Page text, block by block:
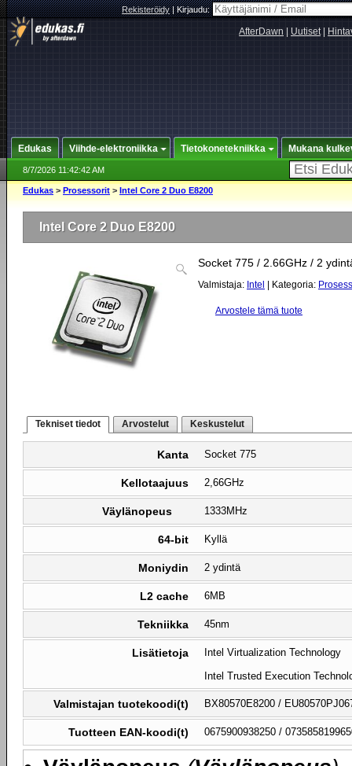
Rekisteröidy|Kirjaudu:
AfterDawn Uutiset|
Edukas Viihde-elektroniikka Tietokonetekniikka Mukana
8/7/2026 11:42:42 AM
Edukas > Prosessorit > Intel Core 2 Duo E8200
Intel Core 2 Duo E8200
Socket 775 / 2.66GHz / 2
Valmistaja: Intel | Kategoria:
Arvostele tämä tuote
Tekniset tiedot Arvostelut Keskustelut
Kanta Socket 775
Kellotaajuus 2,66GHz
Väylänopeus 1333MHz
64-bit Kyllä
Moniydin 2 ydintä
L2 cache 6MB
Tekniikka 45nm
Lisätietoja
Intel Virtualization Technology
Intel Trusted Execution
Valmistajan tuotekoodi(t) BX80570E8200 /
Tuotteen EAN-koodi(t) 0675900938250 /